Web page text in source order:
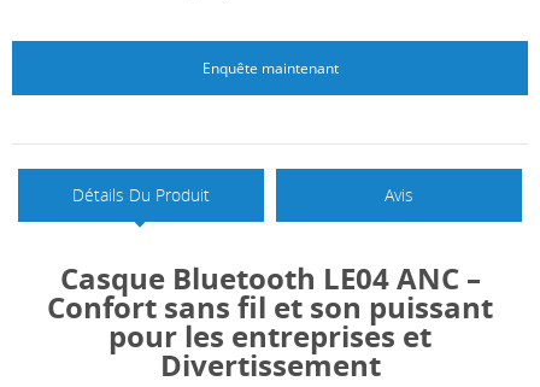
Enquête maintenant
Détails Du Produit Avis
Casque Bluetooth LE04 ANC –
Confort sans fil et son puissant
pour les entreprises et
Divertissement